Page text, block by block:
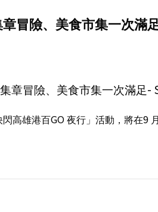
冒險、美食市集一次滿
章冒險、美食市集一次滿足-
高雄港百GO 夜行」活動，將在9